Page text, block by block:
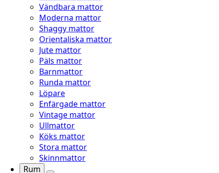
Vändbara mattor
Moderna mattor
Shaggy mattor
Orientaliska mattor
Jute mattor
Päls mattor
Barnmattor
Runda mattor
Löpare
Enfärgade mattor
Vintage mattor
Ullmattor
Köks mattor
Stora mattor
Skinnmattor
Rum